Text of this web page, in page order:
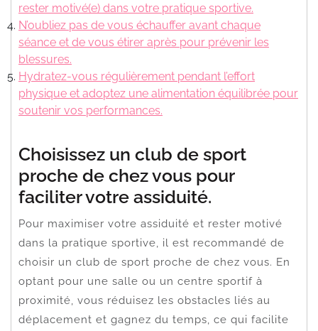
rester motivé(e) dans votre pratique sportive.
N’oubliez pas de vous échauffer avant chaque
séance et de vous étirer après pour prévenir les
blessures.
Hydratez-vous régulièrement pendant l’effort
physique et adoptez une alimentation équilibrée pour
soutenir vos performances.
Choisissez un club de sport
proche de chez vous pour
faciliter votre assiduité.
Pour maximiser votre assiduité et rester motivé
dans la pratique sportive, il est recommandé de
choisir un club de sport proche de chez vous. En
optant pour une salle ou un centre sportif à
proximité, vous réduisez les obstacles liés au
déplacement et gagnez du temps, ce qui facilite